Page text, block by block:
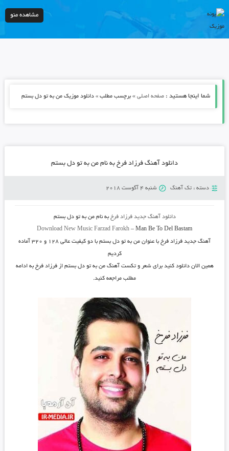
مشاهده منو
شما اینجا هستید : صفحه اصلی» برچسب مطلب » دانلود موزیک من به تو دل بستم
دانلود آهنگ فرزاد فرخ به نام من به تو دل بستم
دسته : تک آهنگ شنبه 4 آگوست 2018
دانلود آهنگ جدید فرزاد فرخ به ناممن به تو دل بستم
Download New Music Farzad Farokh –Man Be To Del Bastam
آهنگ جدید فرزاد فرخبا عنوان من به تو دل بستم
با دو کیفیت عالی ۱۲۸ و ۳۲۰ آماده
کردیم
همین الان دانلود کنید برای شعر و تکست آهنگ من به تو دل بستم از فرزاد فرخ به ادامه
مطلب مراجعه کنید.